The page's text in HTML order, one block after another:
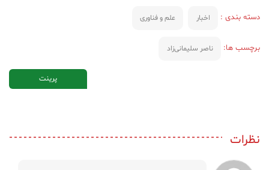
دسته بندی : اخبار علم و فناوری
برچسب ها: ناصر سلیمانی‌‌زاد
پرینت
نظرات